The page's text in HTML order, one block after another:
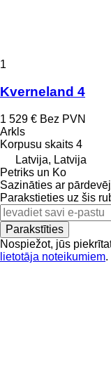
1
Kverneland 4
1 529 € Bez PVN
Arkls
Korpusu skaits 4
Latvija, Latvija
Petriks un Ko
Sazināties ar
Parakstieties uz šis
Parakstīties
Nospiežot, jūs
lietotāja noteikumiem.